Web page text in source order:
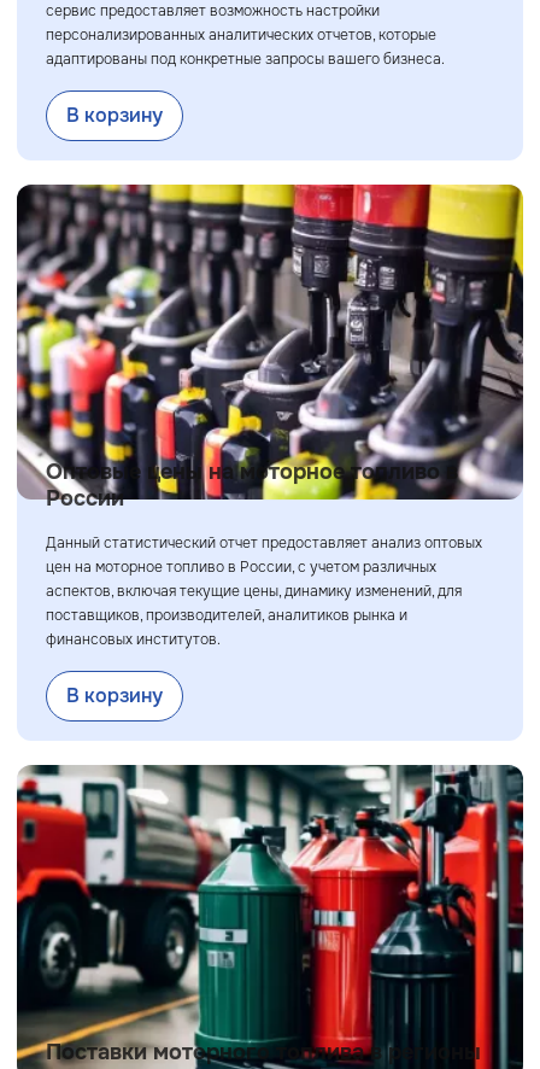
сервис предоставляет возможность настройки
персонализированных аналитических отчетов, которые
адаптированы под конкретные запросы вашего бизнеса.
В корзину
Оптовые цены на моторное топливо в
России
Данный статистический отчет предоставляет анализ оптовых
цен на моторное топливо в России, с учетом различных
аспектов, включая текущие цены, динамику изменений, для
поставщиков, производителей, аналитиков рынка и
финансовых институтов.
В корзину
Поставки моторного топлива в регионы